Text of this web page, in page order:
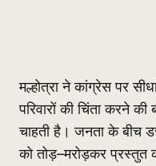
मल्होत्रा ने कांग्रेस पर
परिवारों की चिंता करने
चाहती है। जनता के बीच
को तोड़–मरोड़कर